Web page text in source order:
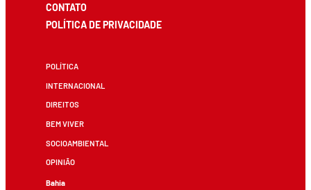
CONTATO
POLÍTICA DE PRIVACIDADE
POLÍTICA
INTERNACIONAL
DIREITOS
BEM VIVER
SOCIOAMBIENTAL
OPINIÃO
Bahia